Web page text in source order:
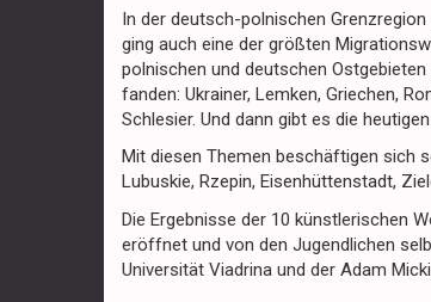
In der deutsch-polnischen
ging auch eine der größten
polnischen und deutschen
fanden: Ukrainer, Lemken, Griechen,
Schlesier. Und dann gibt es die
Mit diesen Themen beschäftigen sich
Lubuskie, Rzepin, Eisenhüttenstadt,
Die Ergebnisse der 10 künstlerischen
eröffnet und von den Jugendlichen
Universität Viadrina und der Adam